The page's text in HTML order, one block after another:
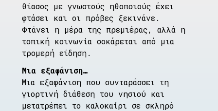
θίασος με γνωστούς ηθοποιούς έχει
φτάσει και οι πρόβες ξεκινάνε.
Φτάνει η μέρα της πρεμιέρας, αλλά η
τοπική κοινωνία σοκάρεται από μια
τρομερή είδηση.
Μια εξαφάνιση…
Μια εξαφάνιση που συνταράσσει τη
γιορτινή διάθεση του νησιού και
μετατρέπει το καλοκαίρι σε σκληρό